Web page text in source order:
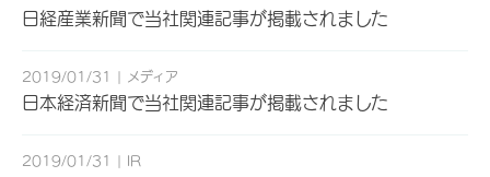
日経産業新聞で当社関連記事が掲載されました
2019/01/31 メディア
日本経済新聞で当社関連記事が掲載されました
2019/01/31 IR